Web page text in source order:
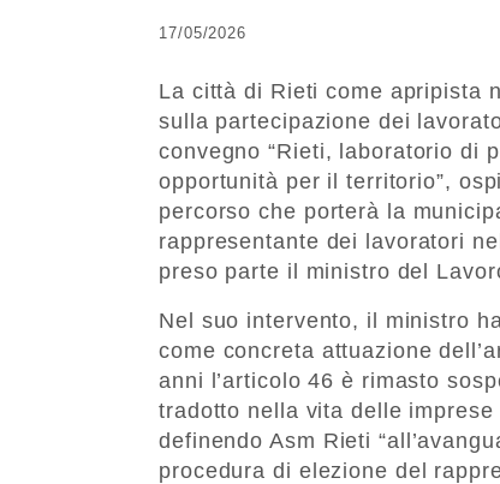
17/05/2026
La città di Rieti come apripista
sulla partecipazione dei
convegno “Rieti, laboratorio di
opportunità per il territorio”,
percorso che porterà la
rappresentante dei lavoratori
preso parte il ministro del
Nel suo intervento, il ministro
come concreta attuazione
anni l’articolo 46 è rimasto
tradotto nella vita delle
definendo Asm Rieti
procedura di elezione del